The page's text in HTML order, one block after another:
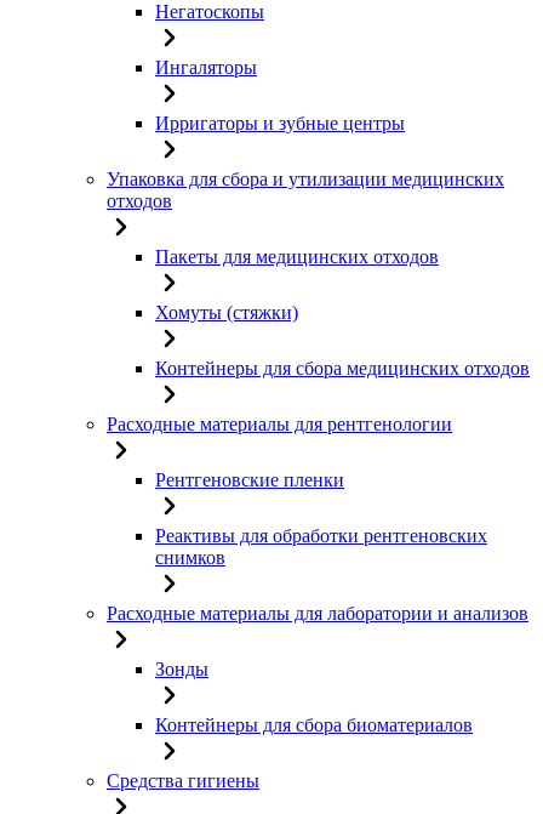
Негатоскопы
Ингаляторы
Ирригаторы и зубные центры
Упаковка для сбора и утилизации медицинских
отходов
Пакеты для медицинских отходов
Хомуты (стяжки)
Контейнеры для сбора медицинских отходов
Расходные материалы для рентгенологии
Рентгеновские пленки
Реактивы для обработки рентгеновских
снимков
Расходные материалы для лаборатории и анализов
Зонды
Контейнеры для сбора биоматериалов
Средства гигиены